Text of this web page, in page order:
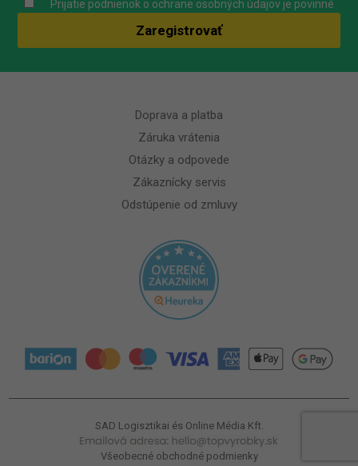
Prijatie podnienok o ochrane osobných údajov je povinné
Doprava a platba
Záruka vrátenia
Otázky a odpovede
Zákaznícky servis
Odstúpenie od zmluvy
SAD Logisztikai és Online Média Kft.
Všeobecné obchodné podmienky